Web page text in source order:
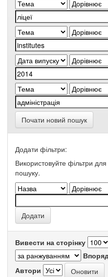
Почати новий пошук
Додати фільтри:
Використовуйте фільтри для
пошуку.
Вивести на сторінку
Автори